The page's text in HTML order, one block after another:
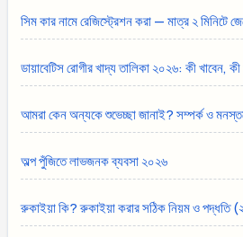
সিম কার নামে রেজিস্ট্রেশন করা — মাত্র ২ মিনিটে
ডায়াবেটিস রোগীর খাদ্য তালিকা ২০২৬: কী খাবেন, কী
আমরা কেন অন্যকে শুভেচ্ছা জানাই? সম্পর্ক ও
অল্প পুঁজিতে লাভজনক ব্যবসা ২০২৬
রুকাইয়া কি? রুকাইয়া করার সঠিক নিয়ম ও পদ্ধতি